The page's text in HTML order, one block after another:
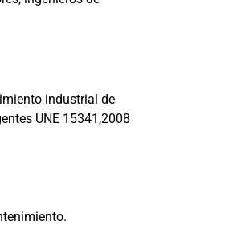
industrial de
UNE 15341,2008